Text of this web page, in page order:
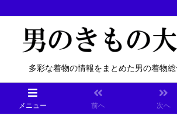
多彩な着物の情報をまとめた男の着物総
メニュー 前へ 次へ